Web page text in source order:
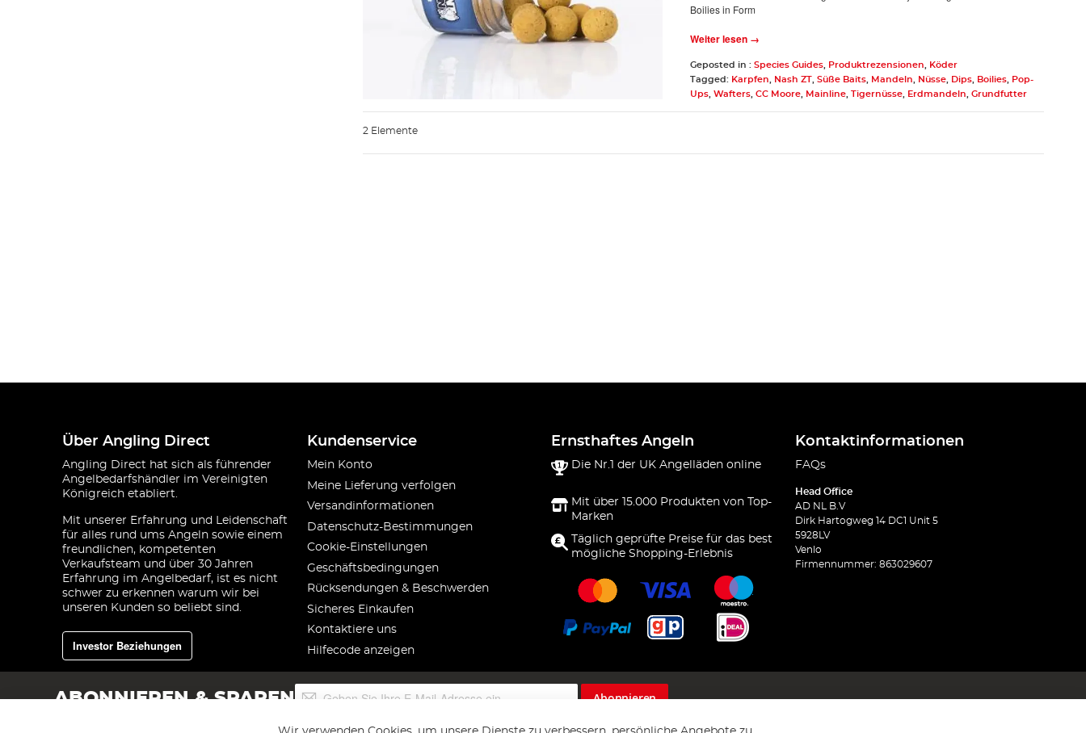
Boilies in Form
Weiter lesen →
Geposted in : Species Guides, Produktrezensionen
Köder
Tagged: Karpfen Nash ZT, Süße Baits, Mandeln Nüsse, Dips, Boilies,
Pop-
Ups, Wafters, CC Moore, Mainline, Tigernüsse, Erdmandeln Grundfutter
2 Elemente
Über Angling Direct
Angling Direct hat sich als führender
Angelbedarfshändler im Vereinigten
Königreich etabliert.
Mit unserer Erfahrung und Leidenschaft
für alles rund ums Angeln sowie einem
freundlichen, kompetenten
Verkaufsteam und über 30 Jahren
Erfahrung im Angelbedarf, ist es nicht
schwer zu erkennen warum wir bei
unseren Kunden so beliebt sind.
Investor Beziehungen
Kundenservice
Mein Konto
Meine Lieferung verfolgen
Versandinformationen
Datenschutz-Bestimmungen
Cookie-Einstellungen
Geschäftsbedingungen
Rücksendungen & Beschwerden
Sicheres Einkaufen
Kontaktiere uns
Hilfecode anzeigen
Ernsthaftes Angeln
Die Nr.1 der UK Angelläden online
Mit über 15.000 Produkten von Top-
Marken
Täglich geprüfte Preise für das best
mögliche Shopping-Erlebnis
Kontaktinformationen
FAQs
Head Office
AD NL B.V
Dirk Hartogweg 14 DC1 Unit 5
5928LV
Venlo
Firmennummer: 863029607
ABONNIEREN & SPAREN Abonnieren